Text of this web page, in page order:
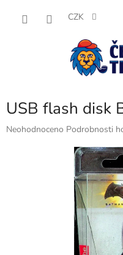
CZK
USB flash disk
Průměrné
Neohodnoceno Podrobnosti